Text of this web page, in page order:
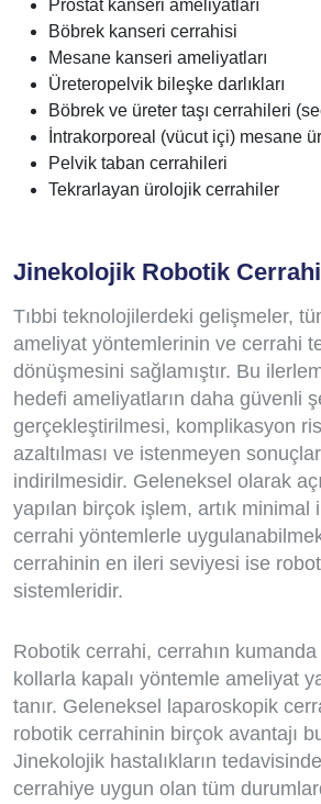
Prostat kanseri ameliyatları
Böbrek kanseri cerrahisi
Mesane kanseri ameliyatları
Üreteropelvik bileşke darlıkları
Böbrek ve üreter taşı cerrahileri
İntrakorporeal (vücut içi) mesane
Pelvik taban cerrahileri
Tekrarlayan ürolojik cerrahiler
Jinekolojik Robotik Cerrahi
Tıbbi teknolojilerdeki gelişmeler,
ameliyat yöntemlerinin ve cerrahi
dönüşmesini sağlamıştır. Bu
hedefi ameliyatların daha güvenli
gerçekleştirilmesi, komplikasyon
azaltılması ve istenmeyen
indirilmesidir. Geleneksel olarak
yapılan birçok işlem, artık minimal
cerrahi yöntemlerle
cerrahinin en ileri seviyesi ise
sistemleridir.
Robotik cerrahi, cerrahın
kollarla kapalı yöntemle ameliyat
tanır. Geleneksel laparoskopik
robotik cerrahinin birçok avantajı
Jinekolojik hastalıkların
cerrahiye uygun olan tüm